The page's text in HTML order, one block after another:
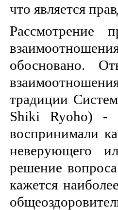
что является
Рассмотрение
обосновано.
традиции
Shiki Ryoho) -
воспринимали
неверующего
решение
кажется